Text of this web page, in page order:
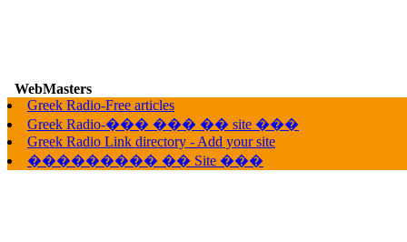
WebMasters
Greek Radio-Free articles
Greek Radio-��� ��� �� site ���
Greek Radio Link directory - Add your site
��������� �� Site ���